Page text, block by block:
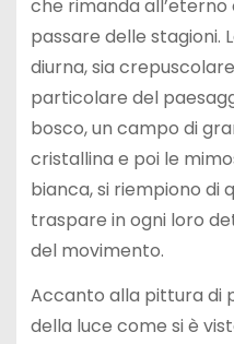
che rimanda all’eterno
passare delle stagioni.
diurna, sia
particolare del
bosco, un campo di
cristallina e poi le
bianca, si riempiono di
traspare in ogni loro
del movimento.
Accanto alla pittura di
della luce come si è